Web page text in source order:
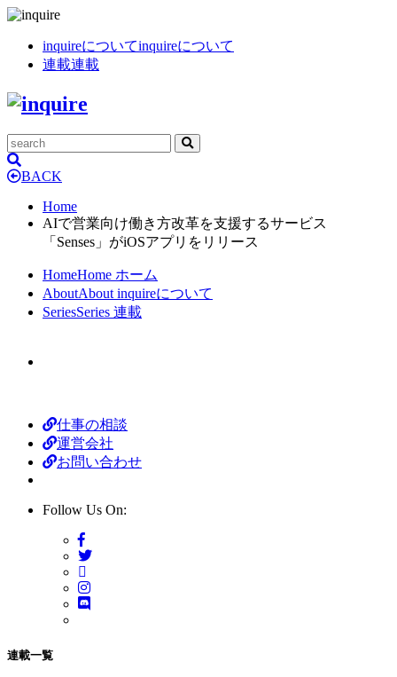
inquireについてinquireについて
連載連載
BACK
Home
AIで営業向け働き方改革を支援するサービス
「Senses」がiOSアプリをリリース
HomeHome ホーム
AboutAbout inquireについて
SeriesSeries 連載
仕事の相談
運営会社
お問い合わせ
Follow Us On:
連載一覧